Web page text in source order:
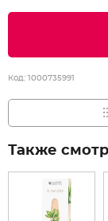
Код: 1000735991
Также